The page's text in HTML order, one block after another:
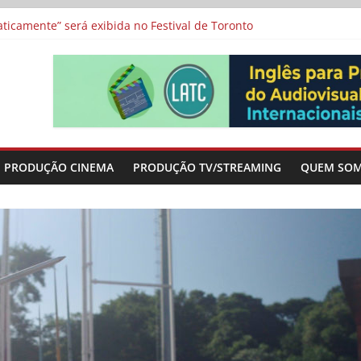
“Os Feiticeiros Inocentes” e filme-tributo de Wajda a
protagonizam adaptação brasileira de série argentina para o
e divide prêmio principal entre “Manas” e “O Agente Secreto”
metragens sobre envelhecimento criados a partir de histórias
PRODUÇÃO CINEMA PRODUÇÃO TV/STREAMING QUEM